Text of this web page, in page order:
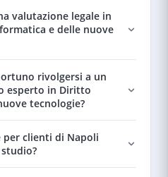
valutazione legale in
e delle nuove
rivolgersi a un
esperto in Diritto
tecnologie?
clienti di Napoli